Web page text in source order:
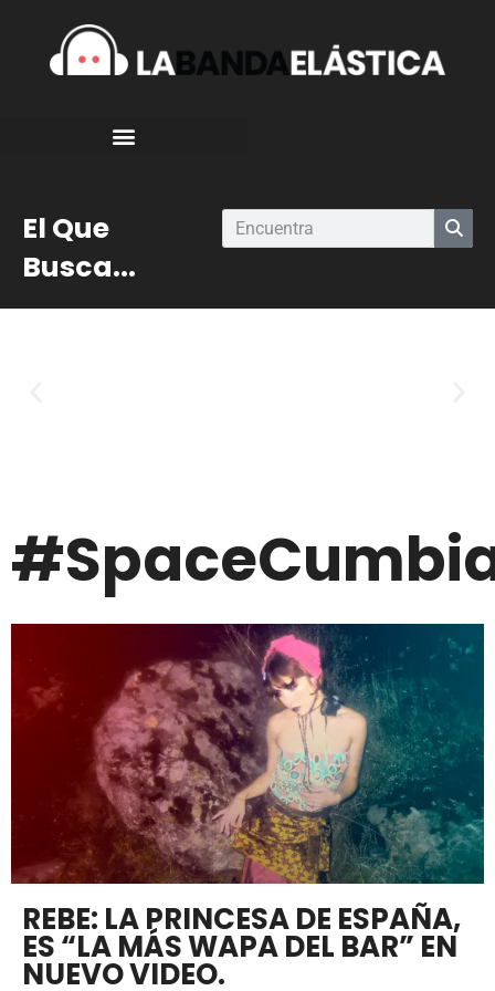
El Que
Busca...
REBE: LA PRINCESA DE ESPAÑA,
ES “LA MÁS WAPA DEL BAR” EN
NUEVO VIDEO.